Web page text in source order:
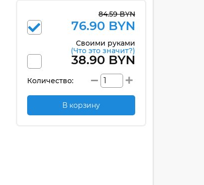
84.59 BYN
76.90 BYN
Своими руками
(Что это значит?)
38.90 BYN
Количество:
В корзину